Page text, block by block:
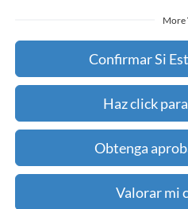
More
Confirmar Si
Haz click
Obtenga
Valorar mi